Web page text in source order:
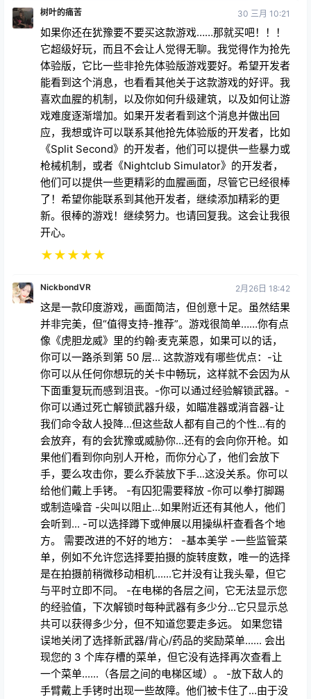
树叶的痛苦 30 三月 10:21
如果你还在犹豫要不要买这款游戏……那就买吧！！！
它超级好玩，而且不会让人觉得无聊。我觉得作为抢先
体验版，它比一些非抢先体验版游戏要好。希望开发者
能看到这个消息，也看看其他关于这款游戏的好评。我
喜欢血腥的机制，以及你如何升级建筑，以及如何让游
戏难度逐渐增加。如果开发者看到这个消息并做出回
应，我想或许可以联系其他抢先体验版的开发者，比如
《Split Second》的开发者，他们可以提供一些暴力或
枪械机制，或者《Nightclub Simulator》的开发者，
他们可以提供一些更精彩的血腥画面，尽管它已经很棒
了！希望你能联系到其他开发者，继续添加精彩的更
新。很棒的游戏！继续努力。也请回复我。这会让我很
开心。
★★★★★
NickbondVR 2月26日 18:42
这是一款印度游戏，画面简洁，但创意十足。虽然结果
并非完美，但“值得支持-推荐”。游戏很简单……你有点
像《虎胆龙威》里的约翰·麦克莱恩，如果可以的话，
你可以一路杀到第 50 层... 这款游戏有哪些优点：-让
你可以从任何你想玩的关卡中畅玩，这样就不会因为从
下面重复玩而感到沮丧。-你可以通过经验解锁武器。-
你可以通过死亡解锁武器升级，如瞄准器或消音器-让
我们命令敌人投降...但这些敌人都有自己的个性...有的
会放弃，有的会犹豫或威胁你...还有的会向你开枪。如
果他们看到你向别人开枪，而你分心了，他们会放下
手，要么攻击你，要么乔装放下手...这没关系。你可以
给他们戴上手铐。 -有囚犯需要释放 -你可以拳打脚踢
或制造噪音 -尖叫以阻止...如果附近还有其他人，他们
会听到... -可以选择蹲下或伸展以用操纵杆查看各个地
方。 需要改进的不好的地方： -基本美学 -一些监管菜
单，例如不允许您选择要拍摄的旋转度数，唯一的选择
是在拍摄前稍微移动相机......它并没有让我头晕，但它
与平时立即不同。 -在电梯的各层之间，它无法显示您
的经验值，下次解锁时每种武器有多少分...它只显示总
共可以获得多少分，但不知道您要走多远。 如果您错
误地关闭了选择新武器/背心/药品的奖励菜单...... 会出
现您的 3 个库存槽的菜单，但它没有选择再次查看上
一个菜单......（各层之间的电梯区域）。 -放下敌人的
手臂戴上手铐时出现一些故障。他们被卡住了...由于没